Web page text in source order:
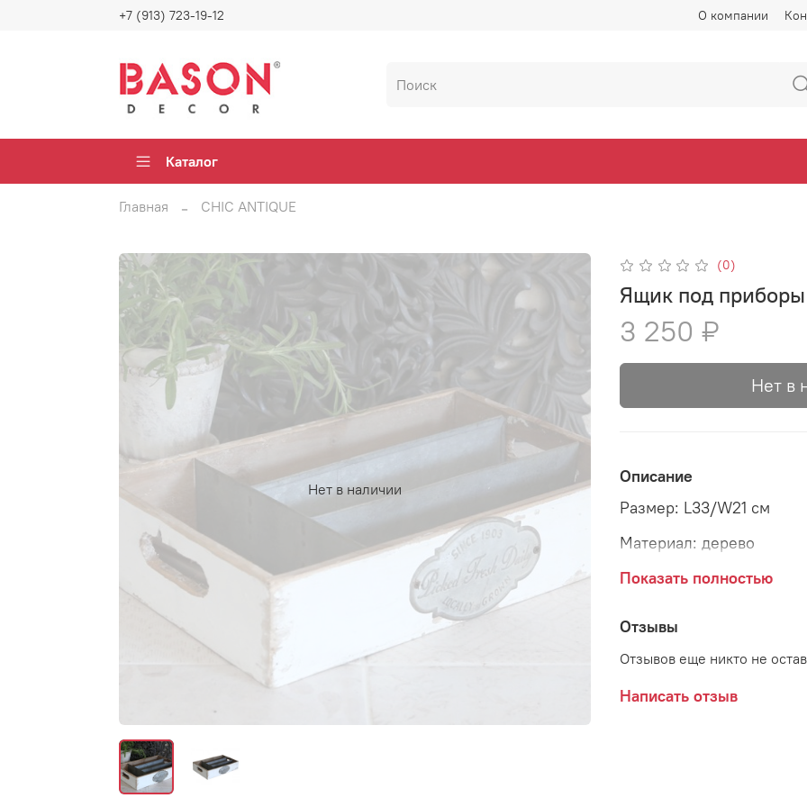
О компании
+7 (913) 723-19-12
Каталог
Главная CHIC ANTIQUE
Нет в наличии
(0)
Ящик под приборы
3 250 ₽
Нет в
Описание
Размер: L33/W21 см
Материал: дерево
Страна: Дания
Показать полностью
Отзывы
Отзывов еще никто не
Написать отзыв